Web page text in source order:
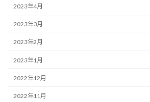
2023年4月
2023年3月
2023年2月
2023年1月
2022年12月
2022年11月